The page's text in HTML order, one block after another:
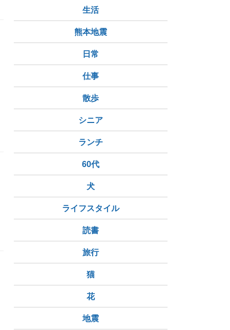
生活
熊本地震
日常
仕事
散歩
シニア
ランチ
60代
犬
ライフスタイル
読書
旅行
猫
花
地震